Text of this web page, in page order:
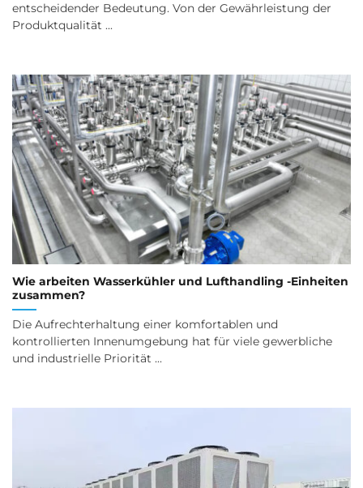
entscheidender Bedeutung. Von der Gewährleistung der
Produktqualität ...
Wie arbeiten Wasserkühler und Lufthandling -Einheiten
zusammen?
Die Aufrechterhaltung einer komfortablen und
kontrollierten Innenumgebung hat für viele gewerbliche
und industrielle Priorität ...